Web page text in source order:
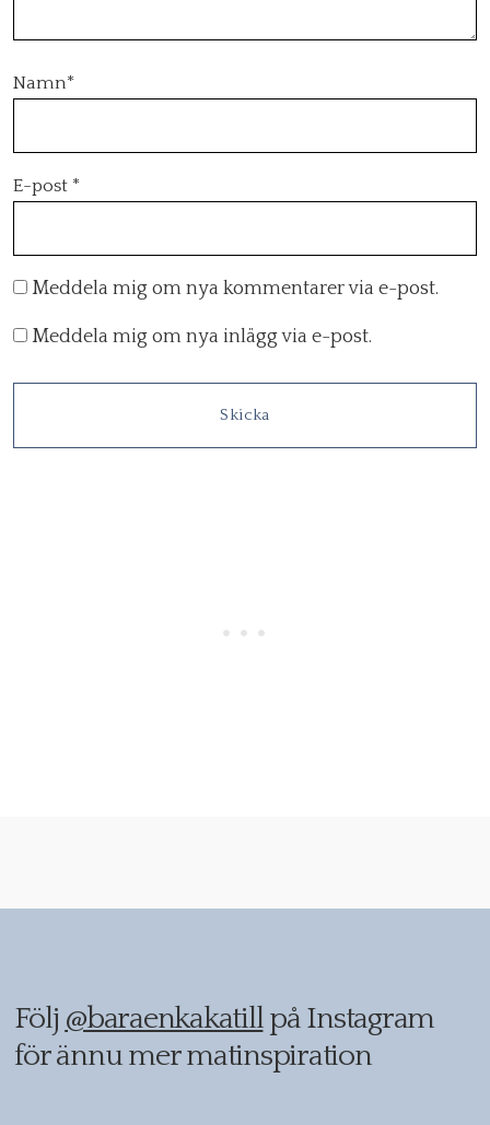
Namn*
E-post *
Meddela mig om nya kommentarer via e-post.
Meddela mig om nya inlägg via e-post.
Följ @baraenkakatillpå Instagram
för ännu mer matinspiration